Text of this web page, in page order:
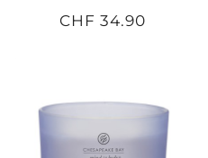
CHF 34.90